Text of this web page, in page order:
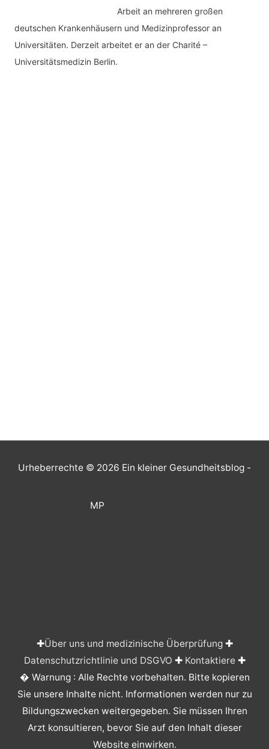
Arbeit an mehreren großen
deutschen Krankenhäusern und Medizinprofessor an
Universitäten. Derzeit arbeitet er an der Charité –
Universitätsmedizin Berlin.
Urheberrechte © 2026 Ein kleiner Gesundheitsblog -
MP
✚Über uns und medizinische Überprüfung✚
Datenschutzrichtlinie und DSGVO ✚ Kontaktiere✚
� Warnung : Alle Rechte vorbehalten. Bitte kopieren
Sie unsere Inhalte nicht. Informationen werden nur zu
Bildungszwecken weitergegeben. Sie müssen Ihren
Arzt konsultieren, bevor Sie auf den Inhalt dieser
Website einwirken.